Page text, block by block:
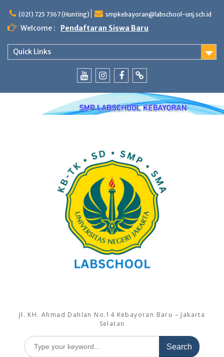
content
(021) 725 7367 (Hunting) smpkebayoran@labschool-unj.sch.id
Welcome : Pendaftaran Siswa Baru
Quick Links
LabschoolLabschool
Jl. KH. Ahmad Dahlan No.14 Kebayoran Baru – Jakarta
Selatan
Search
for: